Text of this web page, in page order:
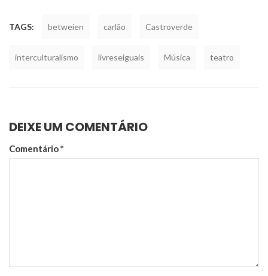
TAGS: betweien carlão Castroverde
interculturalismo livreseiguais Música teatro
DEIXE UM COMENTÁRIO
Comentário*